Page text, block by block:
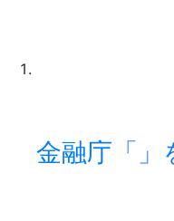
金融庁「」